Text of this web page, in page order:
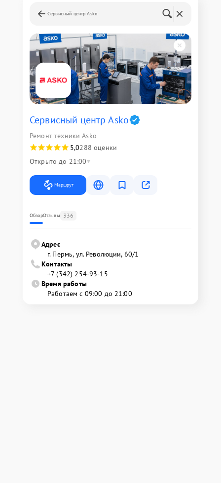
Сервисный центр Asko
Сервисный центр Asko
Ремонт техники Asko
5,0288 оценки
Открыто до 21:00
Маршрут
ОбзорОтзывы 336
Адрес
г. Пермь, ул. ​Революции, 60/1
Контакты
+7 (342) 254-93-15
Время работы
Работаем с 09:00 до 21:00